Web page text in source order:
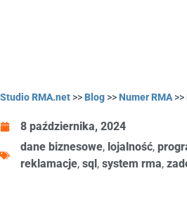
Studio RMA.net >>Blog >>Numer RMA>>
8 października, 2024
dane biznesowe, lojalność,
reklamacje, sql , system rma,